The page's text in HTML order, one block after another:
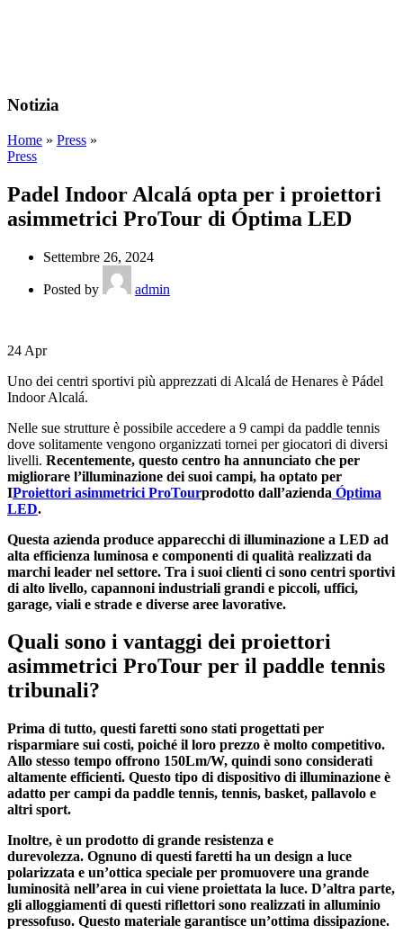
Notizia
Home » Press »
Press
Padel Indoor Alcalá opta per i proiettori
asimmetrici ProTour di Óptima LED
Settembre 26, 2024
Posted by admin
24 Apr
Uno dei centri sportivi più apprezzati di Alcalá de Henares è Pádel
Indoor Alcalá.
Nelle sue strutture è possibile accedere a 9 campi da paddle tennis
dove solitamente vengono organizzati tornei per giocatori di diversi
livelli. Recentemente, questo centro ha annunciato che per
migliorare l’illuminazione dei suoi campi, ha optato per
IProiettori asimmetrici ProTourprodotto dall’azienda Óptima
LED.
Questa azienda produce apparecchi di illuminazione a LED ad
alta efficienza luminosa e componenti di qualità realizzati da
marchi leader nel settore. Tra i suoi clienti ci sono centri sportivi
di alto livello, capannoni industriali grandi e piccoli, uffici,
garage, viali e strade e diverse aree lavorative.
Quali sono i vantaggi dei proiettori
asimmetrici ProTour per il paddle tennis
tribunali?
Prima di tutto, questi faretti sono stati progettati per
risparmiare sui costi, poiché il loro prezzo è molto competitivo.
Allo stesso tempo offrono 150Lm/W, quindi sono considerati
altamente efficienti. Questo tipo di dispositivo di illuminazione è
adatto per campi da paddle tennis, tennis, basket, pallavolo e
altri sport.
Inoltre, è un prodotto di grande resistenza e
durevolezza. Ognuno di questi faretti ha un design a luce
polarizzata e un’ottica speciale per promuovere una grande
luminosità nell’area in cui viene proiettata la luce. D’altra parte,
gli alloggiamenti di questi riflettori sono realizzati in alluminio
pressofuso. Questo materiale garantisce un’ottima dissipazione.